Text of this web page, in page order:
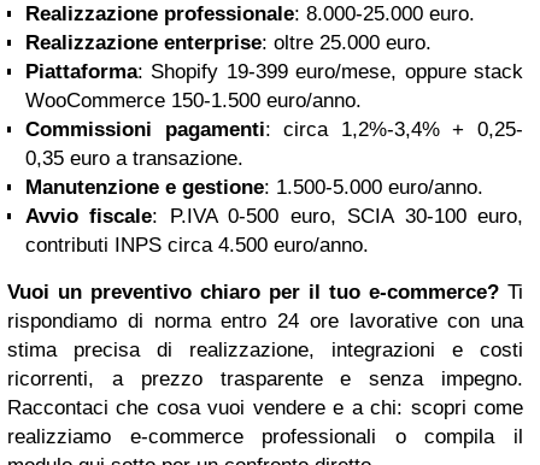
Realizzazione professionale: 8.000-25.000 euro.
Realizzazione enterprise: oltre 25.000 euro.
Piattaforma: Shopify 19-399 euro/mese, oppure stack
WooCommerce 150-1.500 euro/anno.
Commissioni pagamenti: circa 1,2%-3,4% + 0,25-
0,35 euro a transazione.
Manutenzione e gestione: 1.500-5.000 euro/anno.
Avvio fiscale: P.IVA 0-500 euro, SCIA 30-100 euro,
contributi INPS circa 4.500 euro/anno.
Vuoi un preventivo chiaro per il tuo e-commerce? Ti
rispondiamo di norma entro 24 ore lavorative con una
stima precisa di realizzazione, integrazioni e costi
ricorrenti, a prezzo trasparente e senza impegno.
Raccontaci che cosa vuoi vendere e a chi: scopri come
realizziamo e-commerce professionali o compila il